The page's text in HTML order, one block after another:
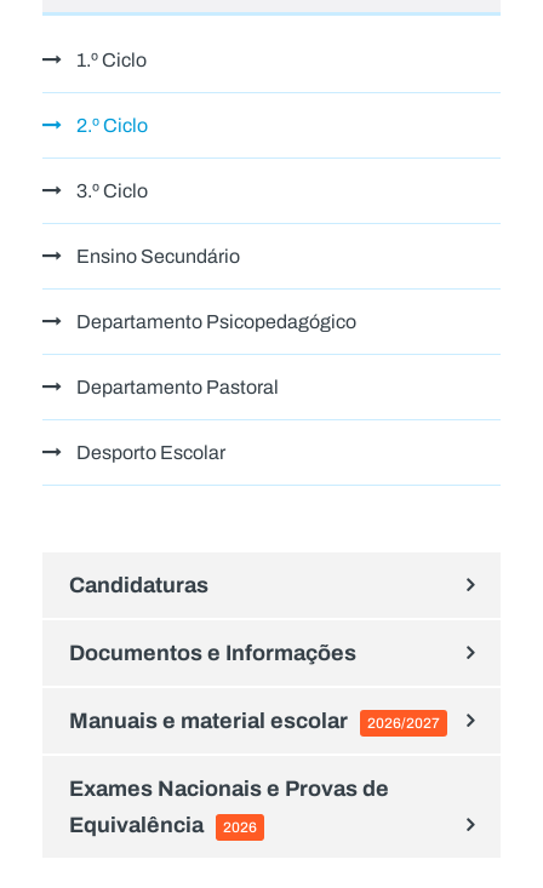
1.º Ciclo
2.º Ciclo
3.º Ciclo
Ensino Secundário
Departamento Psicopedagógico
Departamento Pastoral
Desporto Escolar
Candidaturas
Documentos e Informações
Manuais e material escolar 2026/2027
Exames Nacionais e Provas de
Equivalência
2026